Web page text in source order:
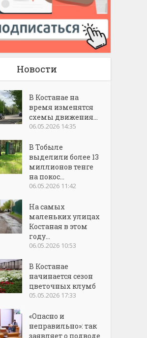
Новости
В Костанае на
время изменятся
схемы движения...
06.05.2026 14:35
В Тобыле
выделили более 13
миллионов тенге
на покос...
06.05.2026 11:42
На самых
маленьких улицах
Костаная в этом
году...
06.05.2026 10:53
В Костанае
начинается сезон
цветочных клумб
05.05.2026 17:33
«Опасно и
неправильно»: так
заявляет о подводе